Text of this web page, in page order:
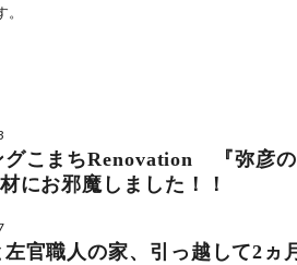
グこまちRenovation 『弥彦の
にお邪魔しました！！
官職人の家、引っ越して2ヵ